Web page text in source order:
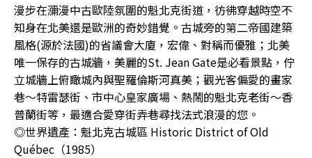
漫步在瀰漫中古歐陸氛圍的魁北克街道，彷彿穿越時空不
知身在北美還是歐洲的奇妙錯覺。古城旁的第二帝國建築
風格(源於法國)的省議會大廈，宏偉、對稱而優雅；北美
唯一保存的古城牆，美麗的St. Jean Gate是必看景點，佇
立城牆上俯瞰城內與聖羅倫斯河真美；觀光客偏愛的畫家
巷〜特雷瑟街、市中心皇家廣場、熱鬧的魁北克老街〜香
普蘭街等，最適合愛穿街弄巷尋找法式浪漫的您。
◎世界遺產：魁北克古城區 Historic District of Old
Québec（1985）